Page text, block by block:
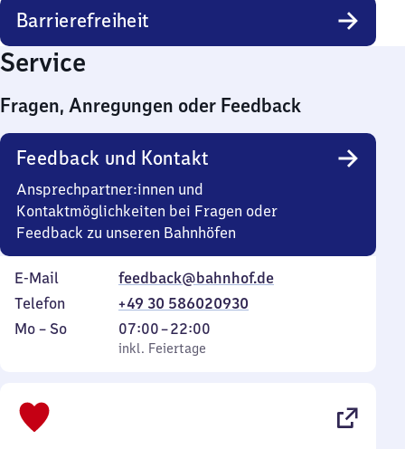
Barrierefreiheit
Service
Fragen, Anregungen oder Feedback
Feedback und Kontakt
Ansprechpartner:innen und
Kontaktmöglichkeiten bei Fragen oder
Feedback zu unseren Bahnhöfen
E-Mail
feedback@bahnhof.de
Telefon
+49 30 586020930
Montag
Mo – So,
inkl. Feiertage
07:00–22:00
Von
7
inkl. Feiertage